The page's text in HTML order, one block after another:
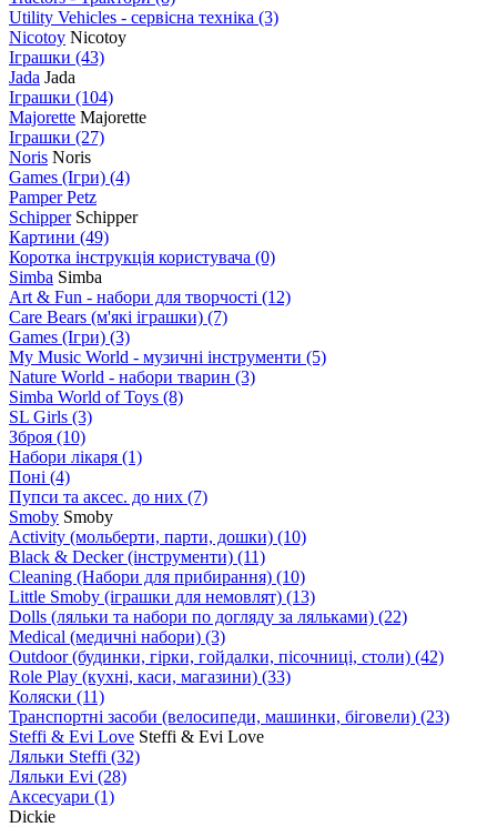
Utility Vehicles - сервісна техніка (3)
Nicotoy Nicotoy
Іграшки (43)
Jada Jada
Іграшки (104)
Majorette Majorette
Іграшки (27)
Noris Noris
Games (Ігри) (4)
Pamper Petz
Schipper Schipper
Картини (49)
Коротка інструкція користувача (0)
Simba Simba
Art & Fun - набори для творчості (12)
Care Bears (м'які іграшки) (7)
Games (Ігри) (3)
My Music World - музичні інструменти (5)
Nature World - набори тварин (3)
Simba World of Toys (8)
SL Girls (3)
Зброя (10)
Набори лікаря (1)
Поні (4)
Пупси та аксес. до них (7)
Smoby Smoby
Аctivity (мольберти, парти, дошки) (10)
Black & Decker (інструменти) (11)
Cleaning (Набори для прибирання) (10)
Little Smoby (іграшки для немовлят) (13)
Dolls (ляльки та набори по догляду за ляльками) (22)
Medical (медичні набори) (3)
Outdoor (будинки, гірки, гойдалки, пісочниці, столи) (42)
Role Play (кухні, каси, магазини) (33)
Коляски (11)
Транспортні засоби (велосипеди, машинки, біговели) (23)
Steffi & Evi Love Steffi & Evi Love
Ляльки Steffi (32)
Ляльки Evi (28)
Аксесуари (1)
Dickie